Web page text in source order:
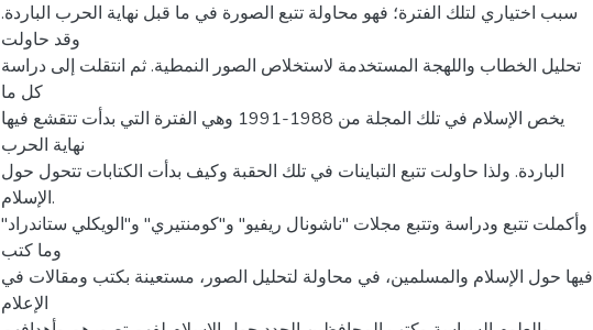
سبب اختياري لتلك الفترة؛ فهو محاولة تتبع الصورة في ما قبل نهاية الحرب الباردة.
وقد حاولت
تحليل الخطاب واللهجة المستخدمة لاستخلاص الصور النمطية. ثم انتقلت إلى دراسة
كل ما
يخص الإسلام في تلك المجلة من 1988-1991 وهي الفترة التي بدأت تتقشع فيها
نهاية الحرب
الباردة. ولذا حاولت تتبع التباينات في تلك الحقبة وكيف بدأت الكتابات تتحول حول
الإسلام.
وأكملت تتبع ودراسة وتتبع مجلات "ناشونال ريفيو" و"كومنتيري" و"الويكلي ستاندراد"
وما كتب
فيها حول الإسلام والمسلمين، في محاولة لتحليل الصور، مستعينة بكتب ومقالات في
الإعلام